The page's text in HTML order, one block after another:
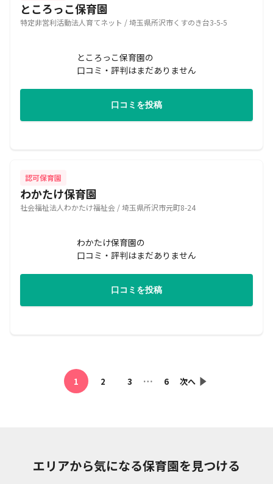
ところっこ保育園
特定非営利活動法人育てネット / 埼玉県所沢市くすのき台3-5-5
ところっこ保育園の
口コミ・評判はまだありません
口コミを投稿
認可保育園
わかたけ保育園
社会福祉法人わかたけ福祉会 / 埼玉県所沢市元町8-24
わかたけ保育園の
口コミ・評判はまだありません
口コミを投稿
1 2 3 … 6 次へ
エリアから気になる保育園を見つける